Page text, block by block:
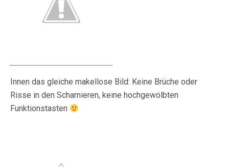
Innen das gleiche makellose Bild: Keine Brüche oder
Risse in den Scharnieren, keine hochgewölbten
Funktionstasten